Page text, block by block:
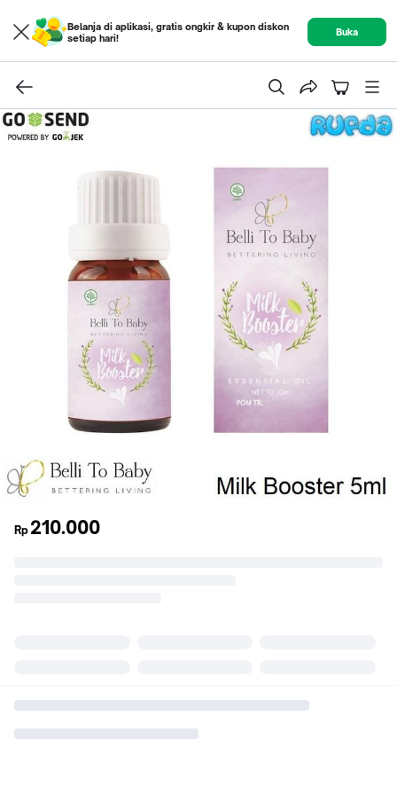
Belanja di aplikasi, gratis ongkir & kupon diskon
setiap hari!
Buka
Rp 210.000